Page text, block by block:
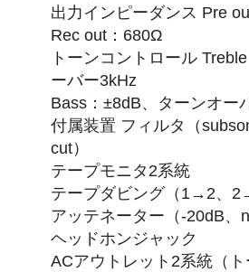
出力インピーダンス Pre
Rec out：680Ω
トーンコントロール
ーバー3kHz
Bass：±8dB、ターンオー
付属装置 フィルタ（
cut）
テープモニタ2系統
テープダビング（1→2、
アッテネーター（-20dB、
ヘッドホンジャック
ACアウトレット2系統（ト